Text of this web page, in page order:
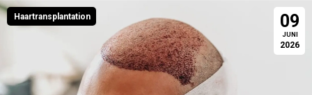
Haartransplantation 09
JUNI
2026